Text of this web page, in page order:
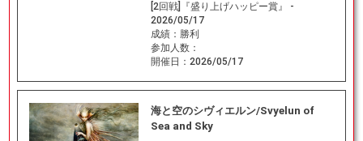
[2回戦]『盛り上げハッピー賞』 -
2026/05/17
成績： 勝利
参加人数：
開催日： 2026/05/17
海と空のシヴィエルン/Svyelun of
Sea and Sky